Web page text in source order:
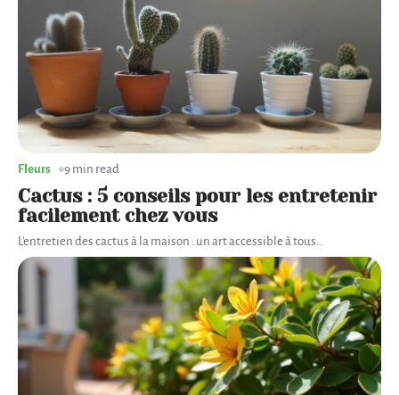
Cactus : 5 conseils pour les entretenir
facilement chez vous
L'entretien des cactus à la maison : un art accessible à tous…
Fleurs 9 min read